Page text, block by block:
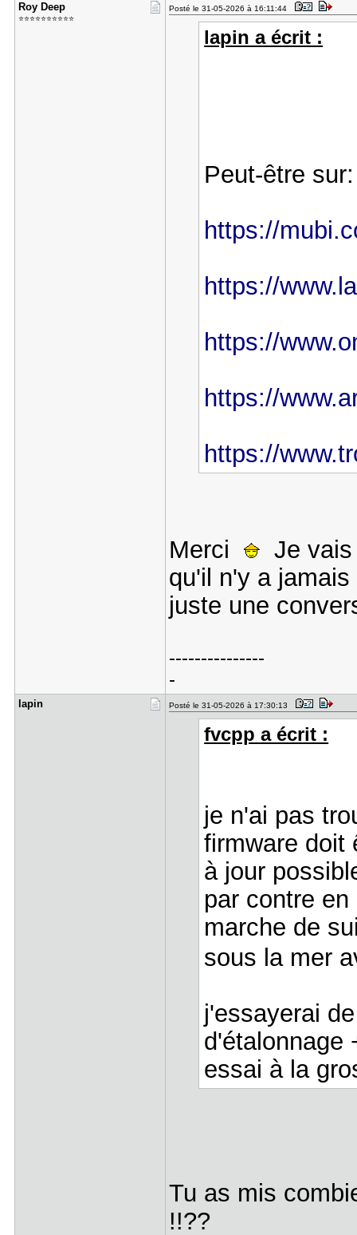
Roy Deep
⭐⭐⭐⭐⭐⭐⭐⭐⭐⭐
Posté le 31-05-2026 à 16:11:44
lapin a écrit :
Peut-être sur:
https://
https://
https://
https://
https://
Merci
Je vais
qu'il n'y a
juste une
---------------
-
lapin Posté le 31-05-2026 à 17:30:13
fvcpp a écrit :
je n'ai pas
firmware doit
à jour
par contre
marche de
sous la mer
j'essayerai
d'étalonnage
essai à la
Tu as mis
!!??